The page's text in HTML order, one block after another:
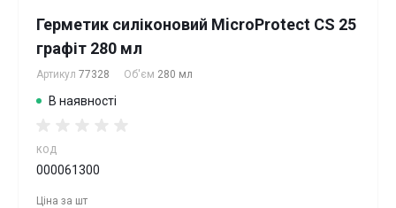
Герметик силіконовий MicroProtect CS 25
графіт 280 мл
Артикул 77328 Об'єм 280 мл
В наявності
КОД
000061300
Ціна за шт